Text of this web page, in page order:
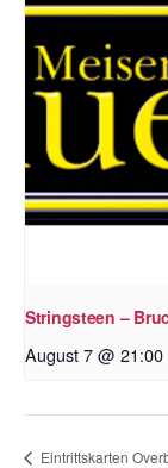
Stringsteen –
August 7 @ 21:00
Eintrittskarten